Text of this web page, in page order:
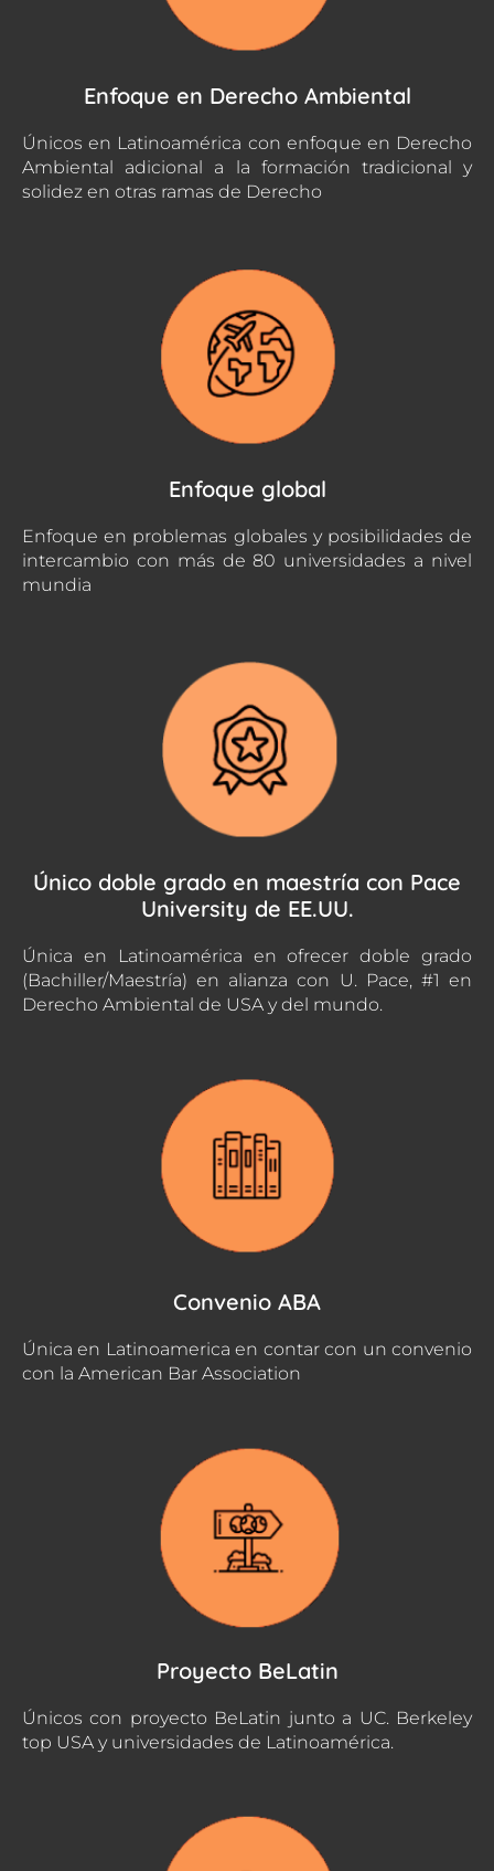
Enfoque en Derecho Ambiental
Únicos en Latinoamérica con enfoque en Derecho
Ambiental adicional a la formación tradicional y
solidez en otras ramas de Derecho
Enfoque global
Enfoque en problemas globales y posibilidades de
intercambio con más de 80 universidades a nivel
mundia
Único doble grado en maestría con Pace
University de EE.UU.
Única en Latinoamérica en ofrecer doble grado
(Bachiller/Maestría) en alianza con U. Pace, #1 en
Derecho Ambiental de USA y del mundo.
Convenio ABA
Única en Latinoamerica en contar con un convenio
con la American Bar Association
Proyecto BeLatin
Únicos con proyecto BeLatin junto a UC. Berkeley
top USA y universidades de Latinoamérica.